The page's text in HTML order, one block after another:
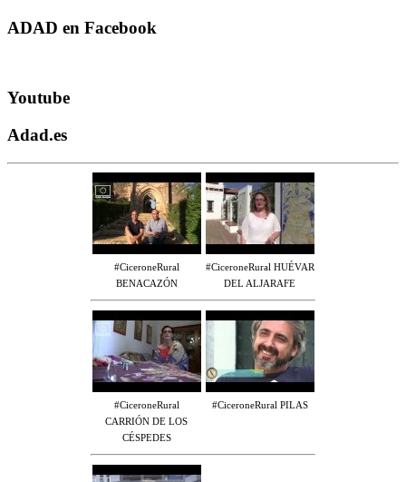
ADAD en Facebook
Youtube
Adad.es
#CiceroneRural
BENACAZÓN
#CiceroneRural HUÉVAR
DEL ALJARAFE
#CiceroneRural
CARRIÓN DE LOS
CÉSPEDES
#CiceroneRural PILAS